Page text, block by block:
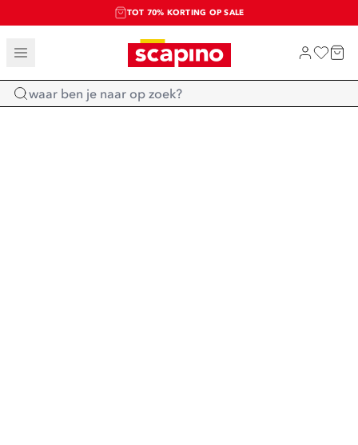
TOT 70% KORTING OP SALE
SALE: LAATSTE KANS!
SHOP NIEUW
Home